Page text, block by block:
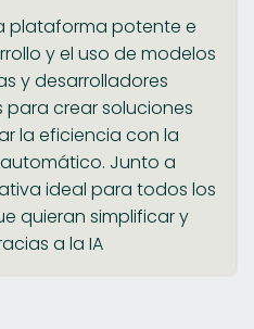
plataforma potente e
y el uso de modelos
y desarrolladores
crear soluciones
la eficiencia con la
Junto a
ideal para todos los
quieran simplificar y
a la IA